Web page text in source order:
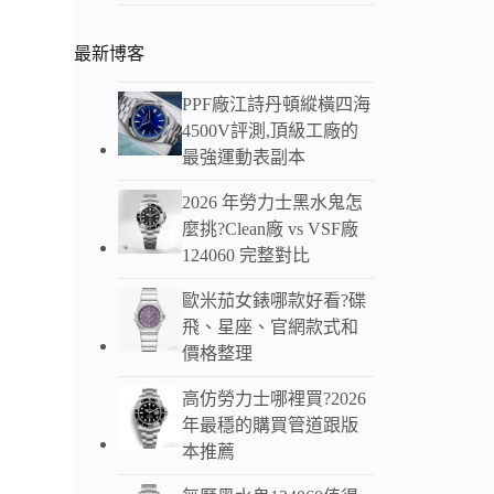
最新博客
PPF廠江詩丹頓縱橫四海
4500V評測,頂級工廠的
最強運動表副本
2026 年勞力士黑水鬼怎
麼挑?Clean廠 vs VSF廠
124060 完整對比
歐米茄女錶哪款好看?碟
飛、星座、官網款式和
價格整理
高仿勞力士哪裡買?2026
年最穩的購買管道跟版
本推薦